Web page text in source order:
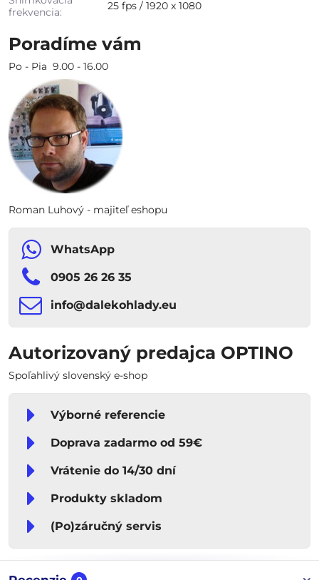
frekvencia:
25 fps / 1920 x 1080
Poradíme vám
Po - Pia 9.00 - 16.00
Roman Luhový - majiteľ eshopu
WhatsApp
0905 26 26 35
info​​@dalekohlady​​.eu
Autorizovaný predajca OPTINO
Spoľahlivý slovenský e-shop
Výborné referencie
Doprava zadarmo od 59€
Vrátenie do 14/30 dní
Produkty skladom
(Po)záručný servis